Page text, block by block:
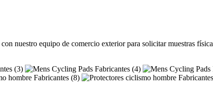
nuestro equipo de comercio exterior para solicitar muestras